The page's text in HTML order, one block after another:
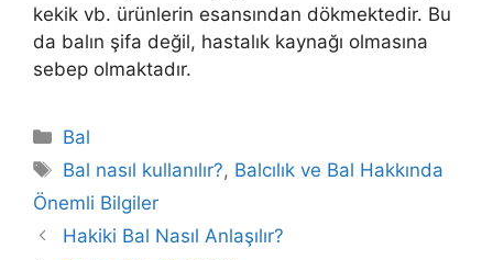
kekik vb. ürünlerin esansından dökmektedir. Bu
da balın şifa değil, hastalık kaynağı olmasına
sebep olmaktadır.
Kategoriler
Bal
Etiketler
Bal nasıl kullanılır?, Balcılık ve Bal Hakkında
Önemli Bilgiler
YazıHakiki Bal Nasıl Anlaşılır?